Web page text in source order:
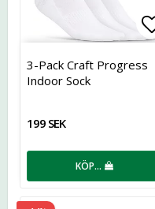
3-Pack Craft Progress
Indoor Sock
199 SEK
KÖP…